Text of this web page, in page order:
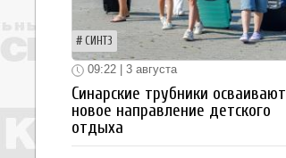
СИНТЗ
09:22 | 3 августа
Синарские трубники осваивают
новое направление детского
отдыха